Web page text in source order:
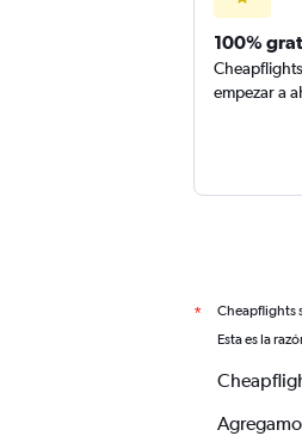
100%
empezar a
* Cheapflights
Esta es la